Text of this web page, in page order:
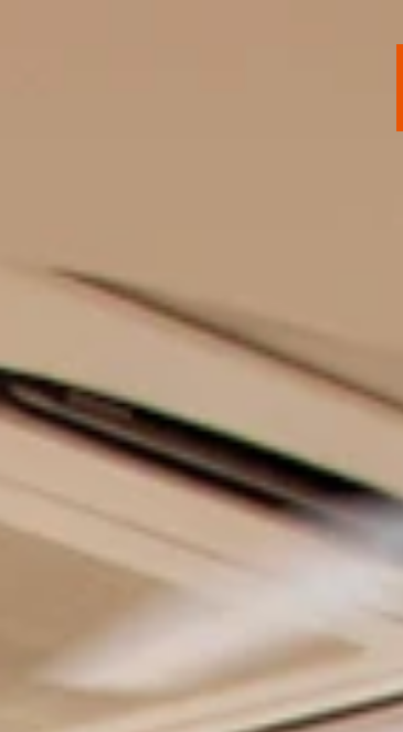
女性の妊活健診
男性の妊活健診
教室
カウンセリング
鍼灸院CHIBA
診療実績
学会発表
論文業績集